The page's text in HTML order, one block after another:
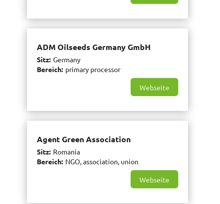
ADM Oilseeds Germany GmbH
Sitz Germany
Bereich primary processor
Webseite
Agent Green Association
Sitz Romania
Bereich NGO, association, union
Webseite